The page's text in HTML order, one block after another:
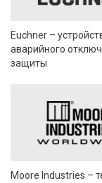
Euchner –
аварийного
защиты
Moore Industries –